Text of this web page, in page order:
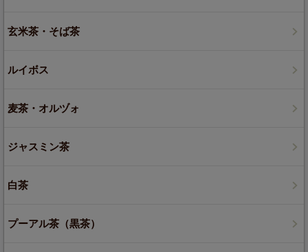
玄米茶・そば茶
ルイボス
麦茶・オルヅォ
ジャスミン茶
白茶
プーアル茶（黒茶）